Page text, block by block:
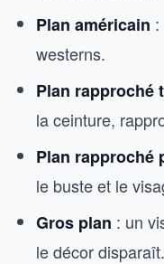
Plan américain
westerns.
Plan rapproché
la ceinture,
Plan rapproché
le buste et le
Gros plan : un
le décor disparaît.